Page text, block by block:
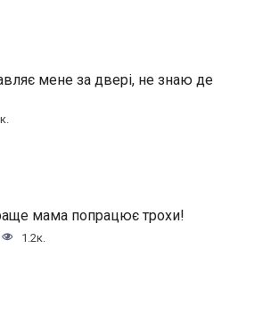
мене за двері, не знаю де
мама попрацює трохи!
1.2к.